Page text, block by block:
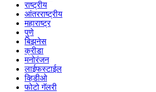
राष्ट्रीय
आंतरराष्ट्रीय
महाराष्ट्र
पुणे
बिझनेस
क्रीडा
मनोरंजन
लाईफस्टाईल
व्हिडीओ
फोटो गॅलरी